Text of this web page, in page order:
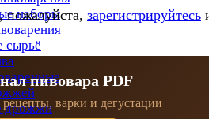
наборы
сырьё
дрожжи
пожалуйста, зарегистрируйтесь
пивовара PDF
варки и дегустации